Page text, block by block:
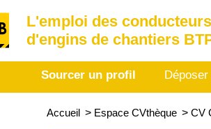
L'emploi des
d'engins de chantiers
Sourcer un profil
Accueil > Espace CVthèque > CV